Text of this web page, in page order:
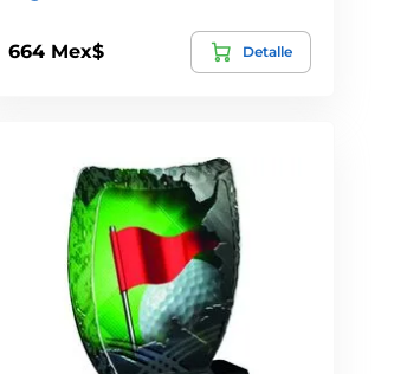
664 Mex$ Detalle